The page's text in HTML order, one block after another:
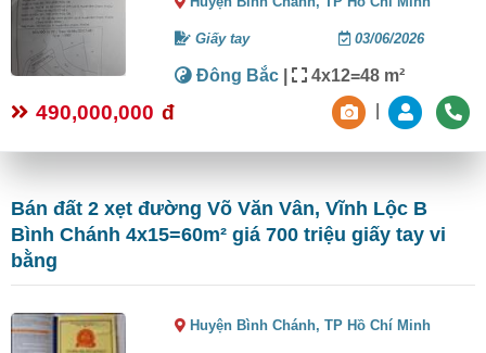
Giấy tay 03/06/2026
Đông Bắc | 4x12=48 m²
490,000,000 đ
Bán đất 2 xẹt đường Võ Văn Vân, Vĩnh Lộc B
Bình Chánh 4x15=60m² giá 700 triệu giấy tay vi
bằng
Huyện Bình Chánh,TP Hồ Chí Minh